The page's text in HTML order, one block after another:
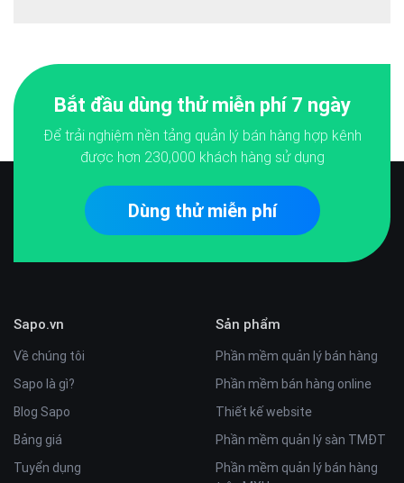
Bắt đầu dùng thử miễn phí 7 ngày
Để trải nghiệm nền tảng quản lý bán hàng hợp kênh
được hơn 230,000 khách hàng sử dụng
Dùng thử miễn phí
Sapo.vn
Về chúng tôi
Sapo là gì?
Blog Sapo
Bảng giá
Tuyển dụng
Sản phẩm
Phần mềm quản lý bán hàng
Phần mềm bán hàng online
Thiết kế website
Phần mềm quản lý sàn TMĐT
Phần mềm quản lý bán hàng